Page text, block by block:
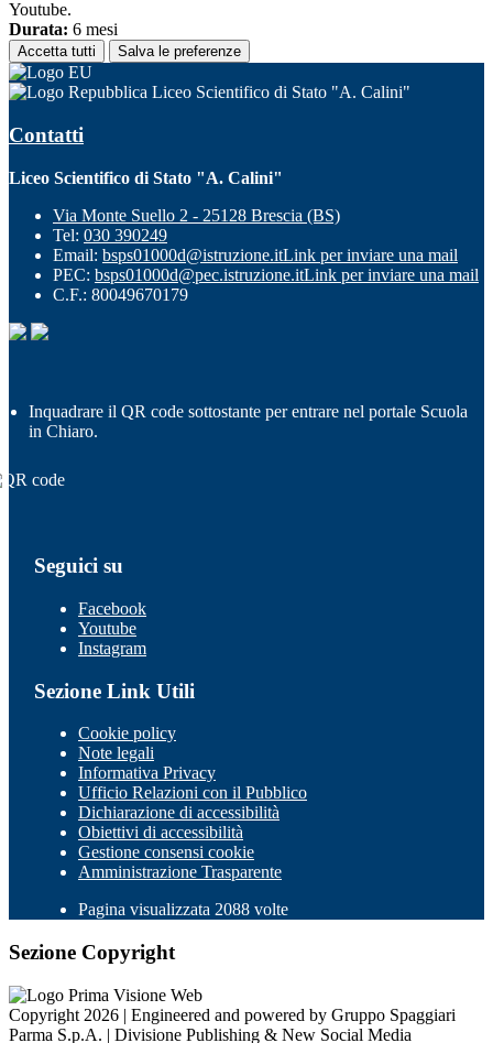
Youtube.
Durata: 6 mesi
Accetta tutti Salva le preferenze
Liceo Scientifico di Stato "A. Calini"
Contatti
Liceo Scientifico di Stato "A. Calini"
Via Monte Suello 2 - 25128 Brescia (BS)
Tel: 030 390249
Email: bsps01000d@istruzione.itLink per inviare una mail
PEC: bsps01000d@pec.istruzione.itLink per inviare una mail
C.F.: 80049670179
Inquadrare il QR code sottostante per entrare nel portale Scuola
in Chiaro.
Seguici su
Facebook
Youtube
Instagram
Sezione Link Utili
Cookie policy
Note legali
Informativa Privacy
Ufficio Relazioni con il Pubblico
Dichiarazione di accessibilità
Obiettivi di accessibilità
Gestione consensi cookie
Amministrazione Trasparente
Pagina visualizzata 2088 volte
Sezione Copyright
Copyright 2026 | Engineered and powered by Gruppo Spaggiari
Parma S.p.A. | Divisione Publishing & New Social Media